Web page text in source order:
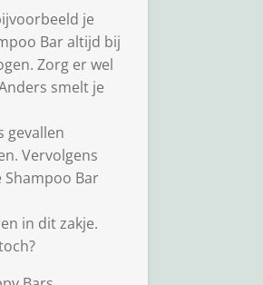
je
Bar altijd bij
Zorg er wel
smelt je
gevallen
Vervolgens
Shampoo Bar
in dit zakje.